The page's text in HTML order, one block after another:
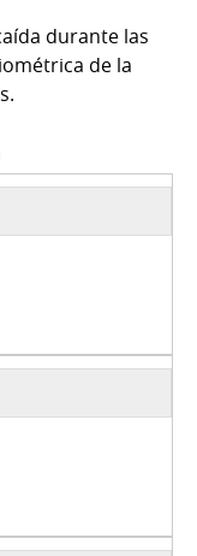
durante las
de la